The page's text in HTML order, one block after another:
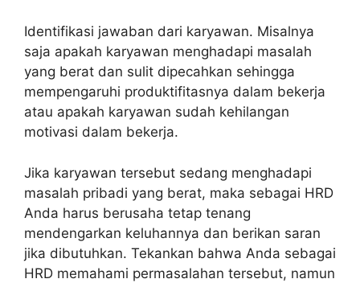
Identifikasi jawaban dari karyawan. Misalnya
saja apakah karyawan menghadapi masalah
yang berat dan sulit dipecahkan sehingga
mempengaruhi produktifitasnya dalam bekerja
atau apakah karyawan sudah kehilangan
motivasi dalam bekerja.
Jika karyawan tersebut sedang menghadapi
masalah pribadi yang berat, maka sebagai HRD
Anda harus berusaha tetap tenang
mendengarkan keluhannya dan berikan saran
jika dibutuhkan. Tekankan bahwa Anda sebagai
HRD memahami permasalahan tersebut, namun